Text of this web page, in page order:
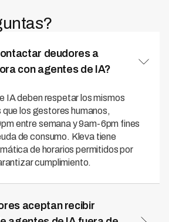
deudores a
con agentes de IA?
IA deben respetar los mismos
que los gestores humanos,
entre semana y 9am-6pm fines
de consumo. Kleva tiene
de horarios permitidos por
cumplimiento.
aceptan recibir